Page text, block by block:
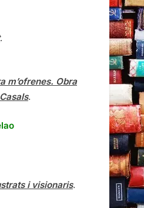
.
m’ofrenes. Obra
.
i visionaris.